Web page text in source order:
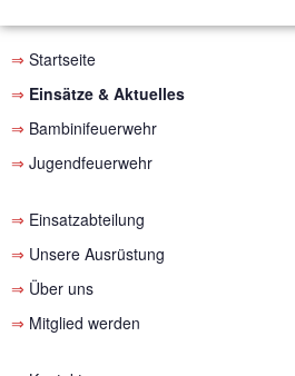
⇒ Startseite
⇒ Einsätze & Aktuelles
⇒ Bambinifeuerwehr
⇒ Jugendfeuerwehr
⇒ Einsatzabteilung
⇒ Unsere Ausrüstung
⇒ Über uns
⇒ Mitglied werden